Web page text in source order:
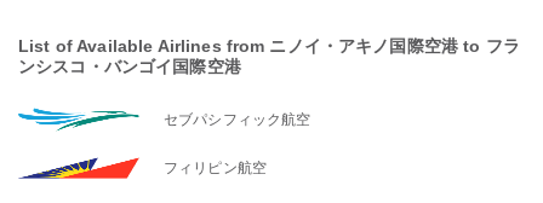
List of Available Airlines from ニノイ・アキノ国際空港 to フラ
ンシスコ・バンゴイ国際空港
セブパシフィック航空
フィリピン航空